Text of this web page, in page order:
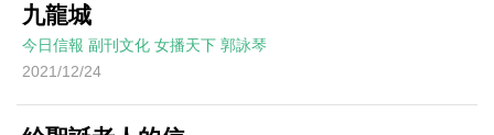
九龍城
今日信報 副刊文化 女播天下 郭詠琴
2021/12/24